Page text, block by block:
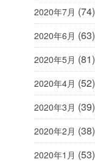
2020年7月 (74)
2020年6月 (63)
2020年5月 (81)
2020年4月 (52)
2020年3月 (39)
2020年2月 (38)
2020年1月 (53)